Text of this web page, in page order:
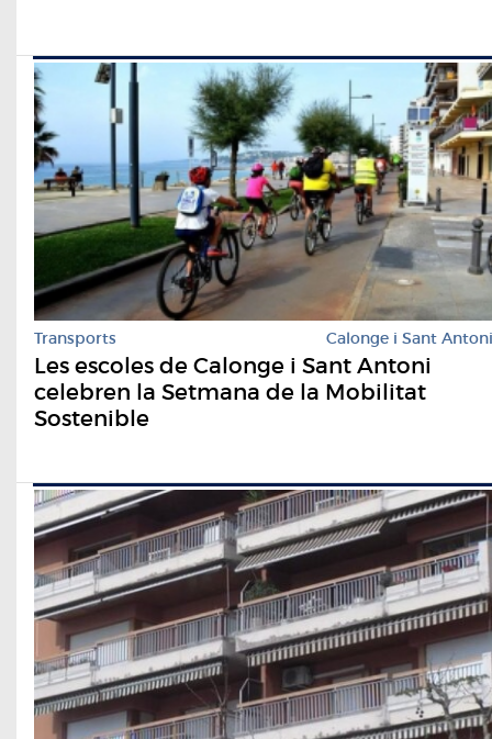
Transports Calonge i Sant Antoni
Les escoles de Calonge i Sant Antoni
celebren la Setmana de la Mobilitat
Sostenible